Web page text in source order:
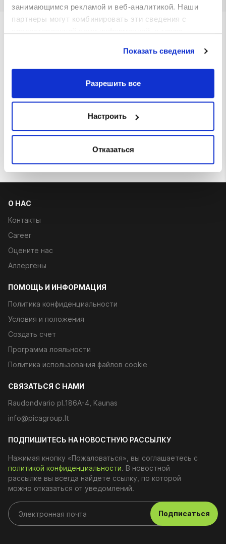
занимающимся рекламой и веб-аналитикой. Наши
партнеры могут комбинировать эти сведения с
Показать сведения
Разрешить все
Настроить
Отказаться
Мы также предлагаем
Жареный картофель, хрустящее
куриное филе, консервированный
халапеньо, зеленый лук, нежный соус,
соус Thai coco
€ 8.70
О НАС
Контакты
Career
Оцените нас
Аллергены
ПОМОЩЬ И ИНФОРМАЦИЯ
Политика конфиденциальности
Условия и положения
Создать счет
Программа лояльности
Политика использования файлов cookie
CВЯЗАТЬСЯ С НАМИ
Raudondvario pl.186A-4, Kaunas
info@picagroup.lt
ПОДПИШИТЕСЬ НА НОВОСТНУЮ РАССЫЛКУ
Нажимая кнопку «Пожаловаться», вы соглашаетесь с
политикой конфиденциальности. В новостной
рассылке вы всегда найдете ссылку, по которой
можно отказаться от уведомлений.
Подписаться